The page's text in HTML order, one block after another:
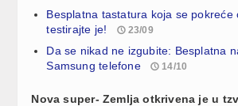
Besplatna tastatura koja se pokreće
testirajte je!
23/09
Da se nikad ne izgubite: Besplatna
Samsung telefone
14/10
Nova super- Zemlja otkrivena je u